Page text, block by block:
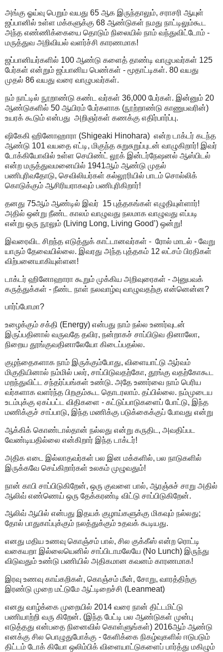
அங்கு ஓய்வு பெறும் வயது 65 ஆக இருந்தாலும், சராசரி ஆயுள்
ஜப்பானில் உள்ள மக்களுக்கு 68 ஆண்டுகள் நமது நாட்டிலும்கூட
அந்த எண்ணிக்கையை தொடும் நிலையில் நாம் வந்துவிட்டோம் -
மருத்துவ அறிவியல் வளர்ச்சி காரணமாக!
ஜப்பானியர்களில் 100 ஆண்டு களைத் தாண்டி வாழுபவர்கள் 125
பேர்கள் என்றும் ஜப்பானிய பெண்கள் - மூதாட்டிகள். 80 வயது
முதல் 86 வயது வரை வாழுபவர்கள்.
நம் நாட்டில் நூறாண்டு கண்ட வர்கள் 36,000 பேர்கள். இன்னும் 20
ஆண்டுகளில் 50 ஆயிரம் பேர்களாக (நூற்றாண்டு காணுபவரின்)
உயரக் கூடும் என்பது அறிஞர்கள் கணக்கு எதிர்பார்ப்பு.
ஷிகேகி ஹினோஹாரா (Shigeaki Hinohara) என்ற டாக்டர் கடந்த
ஆண்டு 101 வயதை எட்டி, மிகுந்த சுறுசுறுப்புடன் வாழுகிறார்! இவர்
டோக்கியோவில் உள்ள செயிண்ட் லூக் இன்டர்நேஷனல் ஆஸ்பிடல்
என்ற மருத்துவமனையில் 1941ஆம் ஆண்டு முதல்
பணிபுரிவதோடு, செவிலியர்கள் கல்லூரியில் பாடம் சொல்லிக்
கொடுக்கும் ஆசிரியராகவும் பணிபுரிகிறார்!
தனது 75ஆம் ஆண்டில் இவர் 15 புத்தகங்கள் எழுதியுள்ளார்!
அதில் ஒன்று நீண்ட காலம் வாழுவது நலமாக வாழுவது எப்படி
என்று ஒரு நூலும் (Living Long, Living Good’) ஒன்று!
இவரைவிட சிறந்த எடுத்துக் காட்டானவர்கள் - ரோல் மாடல் - வேறு
யாரும் தேவையில்லை. இவரது அந்த புத்தகம் 12 லட்சம் பிரதிகள்
விற்பனையாகியுள்ளன!
டாக்டர் ஹினோஹாரா கூறும் முக்கிய அறிவுரைகள் - அனுபவக்
கருத்துக்கள் - நீண்ட நாள் நலவாழ்வு வாழுவதற்கு என்னென்ன?
பார்ப்போமா?
உழைக்கும் சக்தி (Energy) என்பது நாம் நல்ல உணர்வுடன்
இருப்பதினால் வருவதே தவிர, நன்றாகச் சாப்பிடுவ தினாலோ,
நிறைய தூங்குவதினாலேயோ கிடைப்பதல்ல.
குழந்தைகளாக நாம் இருக்கும்போது, விளையாட்டு ஆர்வம்
மிகுதியினால் நம்மில் பலர், சாப்பிடுவதற்கோ, தூங்கு வதற்கோகூட
மறந்துவிட்ட சந்தர்ப்பங்கள் உண்டு. அதே உணர்வை நாம் பெரிய
வர்களாக வளர்ந்த பிறகும்கூட தொடரலாம். தப்பில்லை. நம்முடைய
உடம்புக்கு ஏகப்பட்ட விதிகளை - கட்டுப்பாடுகளைப் போட்டு, இந்த
மணிக்குச் சாப்பாடு, இந்த மணிக்கு படுக்கைக்குப் போவது என்று
ஆக்கிக் கொண்டால்தான் நல்லது என்று கருதிட, அவதிப்பட
வேண்டியதில்லை என்கிறார் இந்த டாக்டர்!
அதிக எடை இல்லாதவர்கள் பல இன மக்களில், பல நாடுகளில்
இருக்கவே செய்கிறார்கள் உலகம் முழுவதும்!
நான் காபி சாப்பிடுகிறேன், ஒரு குவளை பால், ஆரஞ்சுச் சாறு அதில்
ஆலிவ் எண்ணெய் ஒரு தேக்கரண்டி விட்டு சாப்பிடுகிறேன்.
ஆலிவ் ஆயில் என்பது இதயக் குழாய்களுக்கு மிகவும் நல்லது;
தோல் பாதுகாப்புக்கும் நலத்துக்கும் உதவக் கூடியது.
எனது மதிய உணவு கொஞ்சம் பால், சில குக்கீஸ் என்ற ரொட்டி
வகையறா இல்லையெனில் சாப்பிடாமலேயே (No Lunch) இருந்து
விடுவதும் உண்டு பணியில் அதிகமான கவனம் காரணமாக!
இரவு உணவு காய்கறிகள், கொஞ்சம் மீன், சோறு, வாரத்திற்கு
இரண்டு முறை மட்டுமே ஆட்டிறைச்சி (Leanmeat)
எனது வாழ்க்கை முறையில் 2014 வரை நான் திட்டமிட்டு
பணியாற்றி வரு கிறேன். (இந்த பேட்டி பல ஆண்டுகள் முன்பு
எடுத்தது என்பதை நினைவில் கொள்ளுங்கள்) 2016ஆம் ஆண்டு
எனக்கு சில பொழுதுபோக்கு - கேளிக்கை நிகழ்வுகளில் ஈடுபடும்
திட்டம் டோக் கியோ ஒலிம்பிக் விளையாட்டுகளைப் பார்த்து மகிழும்